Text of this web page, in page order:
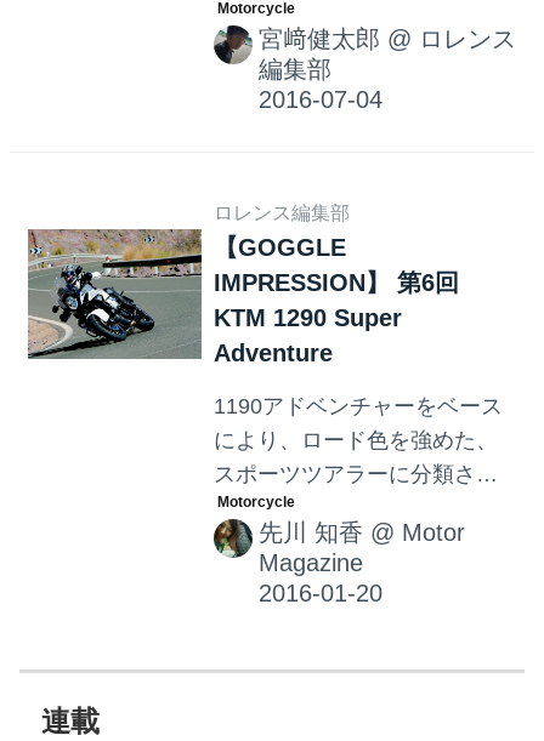
来の役割はコミューターとし
ての役割ですが、このような
使い道をしている人もいるの
です。
宮﨑健太郎 @ ロレンス
編集部
ロレンス編集部
【GOGGLE
IMPRESSION】 第6回
KTM 1290 Super
Adventure
1190アドベンチャーをベース
により、ロード色を強めた、
スポーツツアラーに分類され
るモデル。 KTMだから成し得
た フル装備スーパーアドベン
チャー (GOGGLE@モーター
った1190アドベン チャーとい
先川 知香 @ Motor
Magazine
連載